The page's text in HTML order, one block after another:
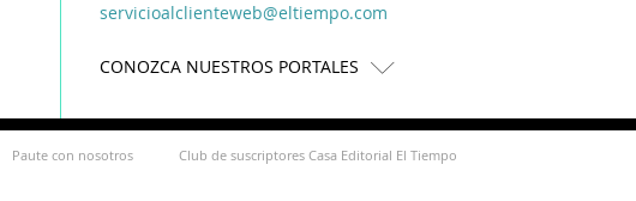
servicioalclienteweb@eltiempo.com
CONOZCA NUESTROS PORTALES
Paute con nosotros Club de suscriptores Casa Editorial El Tiempo